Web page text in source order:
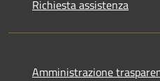
Richiesta assistenza
Amministrazione